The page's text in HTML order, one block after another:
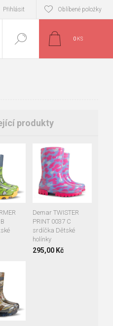
Přihlásit Oblíbené položky
0 KS
produkty
30-31
34-35
Demar TWISTER
PRINT 0037 C
srdíčka Dětské
holínky
295,00 Kč
28-29
30-31
32-33
34-35
30-31
34-35